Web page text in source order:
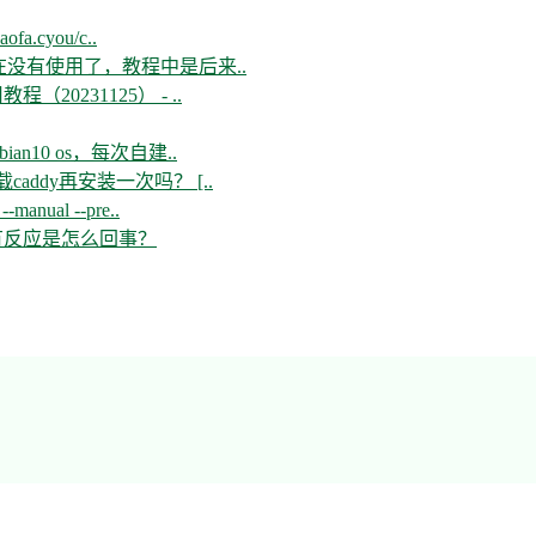
c..
有使用了，教程中是后来..
程（20231125） - ..
os，每次自建..
再安装一次吗？ [..
manual --pre..
应是怎么回事？